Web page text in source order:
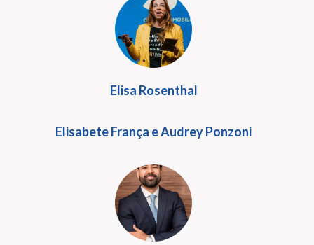
Elisa Rosenthal
Elisabete França e Audrey Ponzoni